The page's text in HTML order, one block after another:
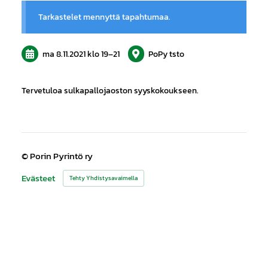
Tarkastelet mennyttä tapahtumaa.
ma 8.11.2021klo 19–21 PoPy tsto
Tervetuloa sulkapallojaoston syyskokoukseen.
©Porin Pyrintö ry
Evästeet
Tehty Yhdistysavaimella